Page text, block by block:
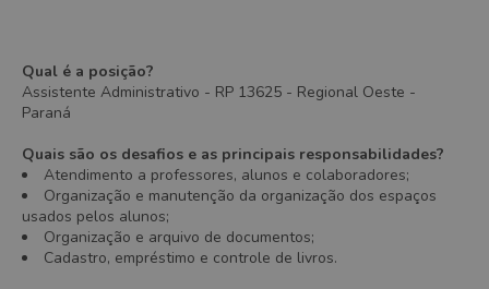
Qual é a posição?
Assistente Administrativo - RP 13625 - Regional Oeste -
Paraná
Quais são os desafios e as principais responsabilidades?
Atendimento a professores, alunos e colaboradores;
Organização e manutenção da organização dos espaços
usados pelos alunos;
Organização e arquivo de documentos;
Cadastro, empréstimo e controle de livros.